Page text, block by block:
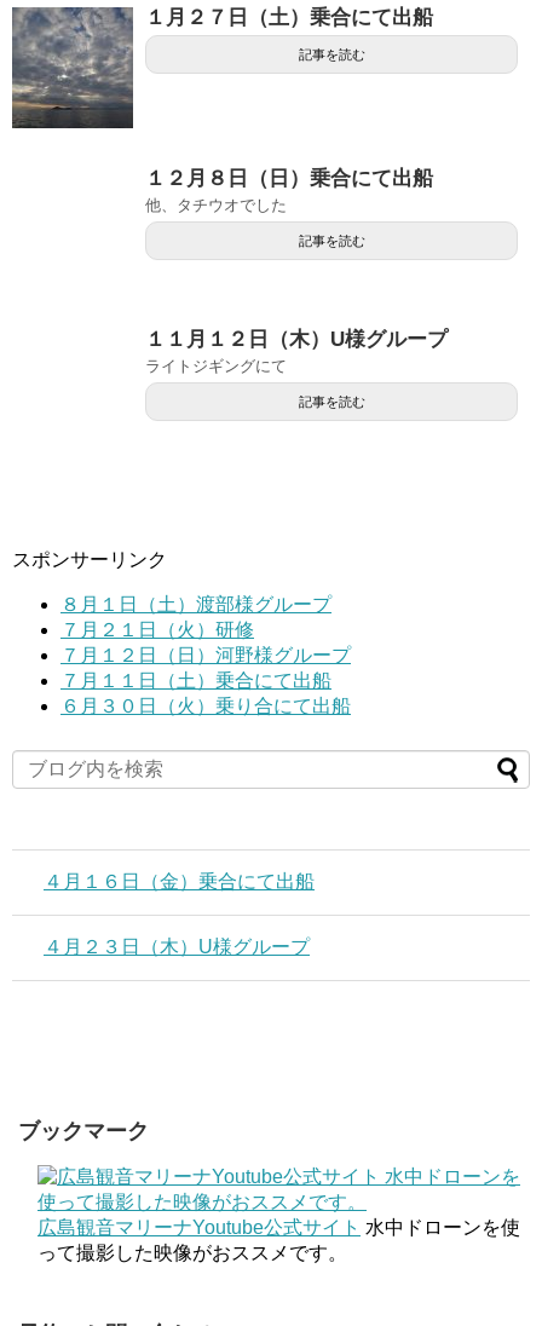
１月２７日（土）乗合にて出船
記事を読む
１２月８日（日）乗合にて出船
他、タチウオでした
記事を読む
１１月１２日（木）U様グループ
ライトジギングにて
記事を読む
スポンサーリンク
８月１日（土）渡部様グループ
７月２１日（火）研修
７月１２日（日）河野様グループ
７月１１日（土）乗合にて出船
６月３０日（火）乗り合にて出船
４月１６日（金）乗合にて出船
４月２３日（木）U様グループ
ブックマーク
広島観音マリーナYoutube公式サイト 水中ドローンを使
って撮影した映像がおススメです。